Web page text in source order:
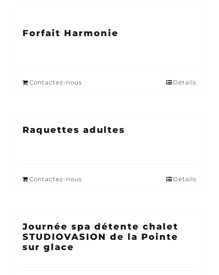
Forfait Harmonie
Contactez-nous Détails
Raquettes adultes
Contactez-nous Détails
Journée spa détente chalet
STUDIOVASION de la Pointe
sur glace